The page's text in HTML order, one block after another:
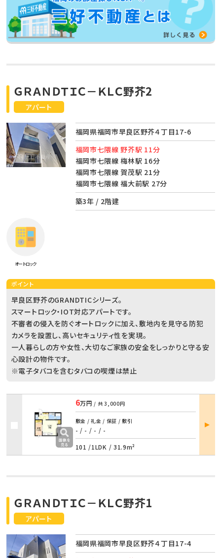
アパート
ＧＲＡＮＤＴＩＣ－ＫＬＣ野芥2
福岡県福岡市早良区野芥４丁目17-6
福岡市七隈線 野芥駅 11分
福岡市七隈線 梅林駅 16分
福岡市七隈線 賀茂駅 21分
福岡市七隈線 福大前駅 27分
築3年 / 2階建
オートロック
ポイント
早良区野芥のGRANDTICシリーズ。
スマートロック・IOT対応アパートです。
不審者の侵入を防ぐオートロックに加え、敷地内を見守る防犯
カメラを設置し、高いセキュリティ性を実現。
一人暮らしの方や女性、大切なご家族の安全をしっかりと守る安
心設計の物件です。
※電子タバコを含むタバコの喫煙は禁止
6万円 / 共3,000円
敷金 / 礼金 / 保証 / 敷引
- / - / - / -
101 /1LDK / 31.9m²
部屋
詳細
アパート
ＧＲＡＮＤＴＩＣ－ＫＬＣ野芥1
福岡県福岡市早良区野芥４丁目17-4